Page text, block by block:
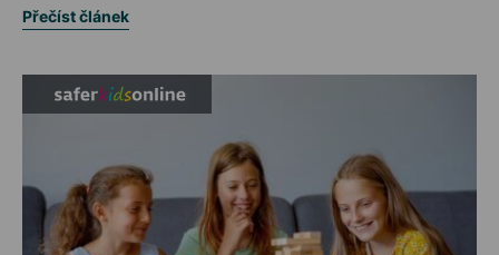
Přečíst článek